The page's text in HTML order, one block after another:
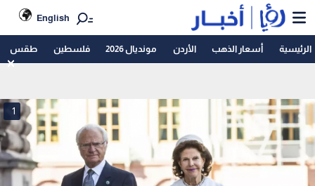
English
الرئيسية أسعار الذهب الأردن مونديال 2026 فلسطين طقس
1